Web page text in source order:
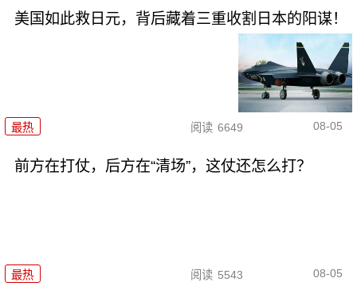
美国如此救日元，背后藏着三重收割日本的阳谋！
最热 阅读 6649 08-05
前方在打仗，后方在“清场”，这仗还怎么打？
最热 阅读 5543 08-05